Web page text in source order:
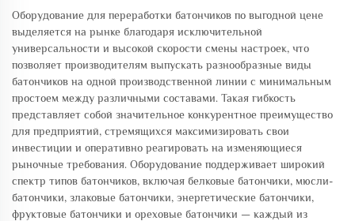
Оборудование для переработки батончиков по выгодной цене
выделяется на рынке благодаря исключительной
универсальности и высокой скорости смены настроек, что
позволяет производителям выпускать разнообразные виды
батончиков на одной производственной линии с минимальным
простоем между различными составами. Такая гибкость
представляет собой значительное конкурентное преимущество
для предприятий, стремящихся максимизировать свои
инвестиции и оперативно реагировать на изменяющиеся
рыночные требования. Оборудование поддерживает широкий
спектр типов батончиков, включая белковые батончики, мюсли-
батончики, злаковые батончики, энергетические батончики,
фруктовые батончики и ореховые батончики — каждый из